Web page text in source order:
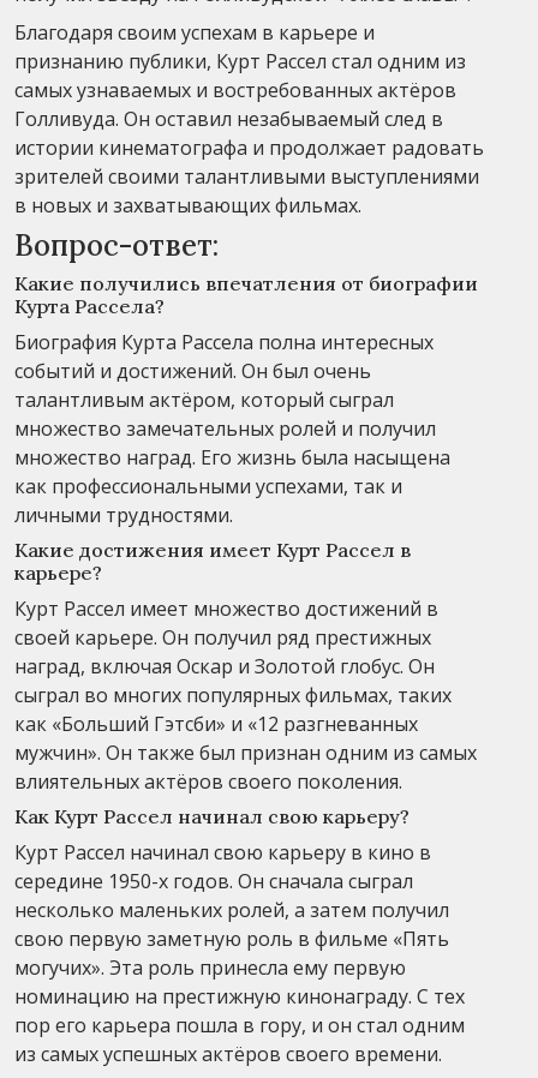
Благодаря своим успехам в карьере и
признанию публики, Курт Рассел стал одним из
самых узнаваемых и востребованных актёров
Голливуда. Он оставил незабываемый след в
истории кинематографа и продолжает радовать
зрителей своими талантливыми выступлениями
в новых и захватывающих фильмах.
Вопрос-ответ:
Какие получились впечатления от биографии
Курта Рассела?
Биография Курта Рассела полна интересных
событий и достижений. Он был очень
талантливым актёром, который сыграл
множество замечательных ролей и получил
множество наград. Его жизнь была насыщена
как профессиональными успехами, так и
личными трудностями.
Какие достижения имеет Курт Рассел в
карьере?
Курт Рассел имеет множество достижений в
своей карьере. Он получил ряд престижных
наград, включая Оскар и Золотой глобус. Он
сыграл во многих популярных фильмах, таких
как «Больший Гэтсби» и «12 разгневанных
мужчин». Он также был признан одним из самых
влиятельных актёров своего поколения.
Как Курт Рассел начинал свою карьеру?
Курт Рассел начинал свою карьеру в кино в
середине 1950-х годов. Он сначала сыграл
несколько маленьких ролей, а затем получил
свою первую заметную роль в фильме «Пять
могучих». Эта роль принесла ему первую
номинацию на престижную кинонаграду. С тех
пор его карьера пошла в гору, и он стал одним
из самых успешных актёров своего времени.